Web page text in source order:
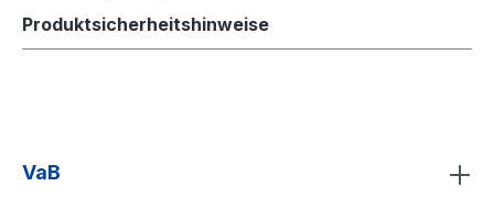
Produktsicherheitshinweise
VaB